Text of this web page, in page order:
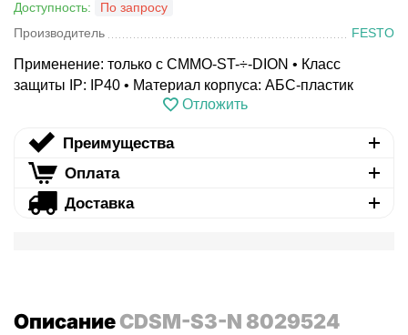
Доступность:
По запросу
Производитель
FESTO
Применение: только с CMMO-ST-÷-DION • Класс
защиты IP: IP40 • Материал корпуса: АБС-пластик
Отложить
Преимущества
Оплата
Доставка
ОписаниеCDSM-S3-N 8029524